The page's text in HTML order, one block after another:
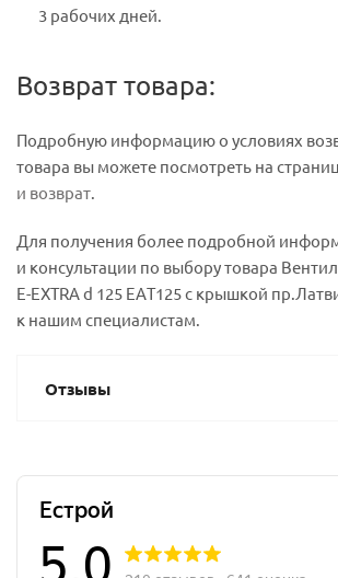
3 рабочих дней.
Возврат товара:
Подробную информацию о условиях
товара вы можете посмотреть на
и возврат.
Для получения более подробной
и консультации по выбору товара
E-EXTRA d 125 EAТ125 с крышкой
к нашим специалистам.
Отзывы